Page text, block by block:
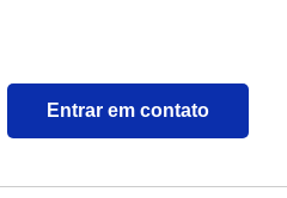
Entrar em contato